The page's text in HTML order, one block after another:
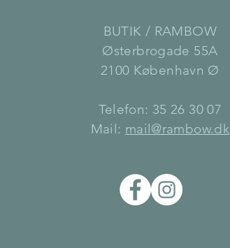
BUTIK / RAMBOW
Østerbrogade 55A
2100 København Ø
Telefon: 35 26 30 07
Mail: mail@rambow.dk